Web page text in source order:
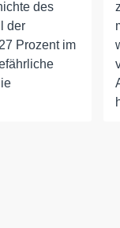
des
der
Prozent im